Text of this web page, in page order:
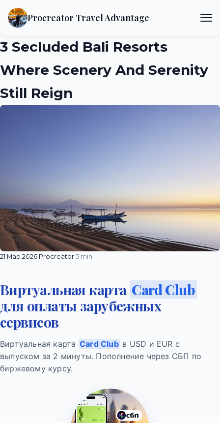
Procreator Travel Advantage
3 Secluded Bali Resorts
Where Scenery And Serenity
Still Reign
21 Мар 2026·Procreator·5 min
Виртуальная карта Card Club
для оплаты зарубежных
сервисов
Виртуальная карта Card Club в USD и EUR с
выпуском за 2 минуты. Пополнение через СБП по
биржевому курсу.